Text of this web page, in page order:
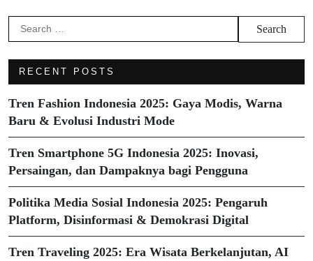
Search
for:
RECENT POSTS
Tren Fashion Indonesia 2025: Gaya Modis, Warna
Baru & Evolusi Industri Mode
Tren Smartphone 5G Indonesia 2025: Inovasi,
Persaingan, dan Dampaknya bagi Pengguna
Politika Media Sosial Indonesia 2025: Pengaruh
Platform, Disinformasi & Demokrasi Digital
Tren Traveling 2025: Era Wisata Berkelanjutan, AI